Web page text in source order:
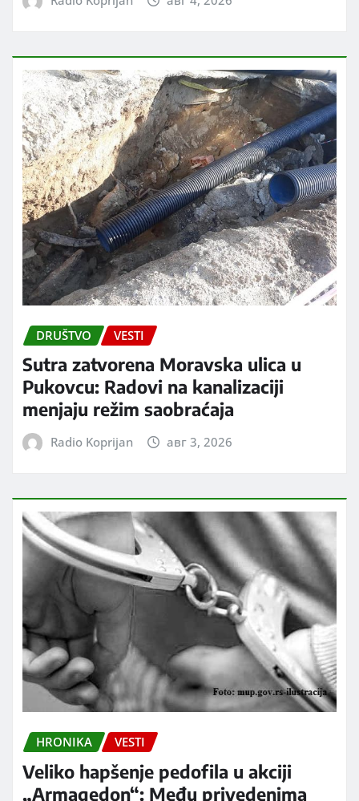
DRUŠTVO VESTI
Sutra zatvorena Moravska ulica u
Pukovcu: Radovi na kanalizaciji
menjaju režim saobraćaja
Radio Koprijan авг 3, 2026
HRONIKA VESTI
Veliko hapšenje pedofila u akciji
„Armagedon“: Među privedenima